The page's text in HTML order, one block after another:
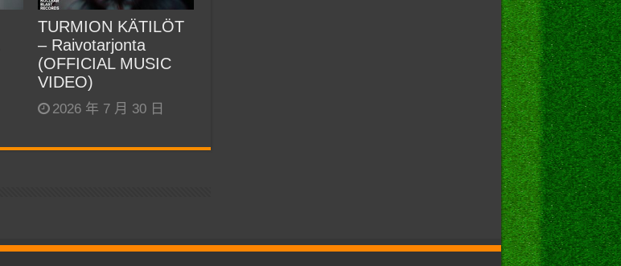
TURMION KÄTILÖT
– Raivotarjonta
(OFFICIAL MUSIC
VIDEO)
2026 年 7 月 30 日